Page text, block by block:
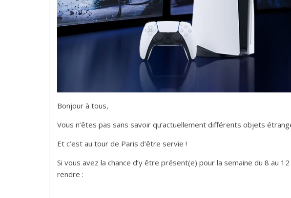
Bonjour à tous,
Vous n’êtes pas sans savoir qu’actuellement différents objets
Et c’est au tour de Paris d’être servie !
Si vous avez la chance d’y être présent(e) pour la semaine du 8 au
rendre :